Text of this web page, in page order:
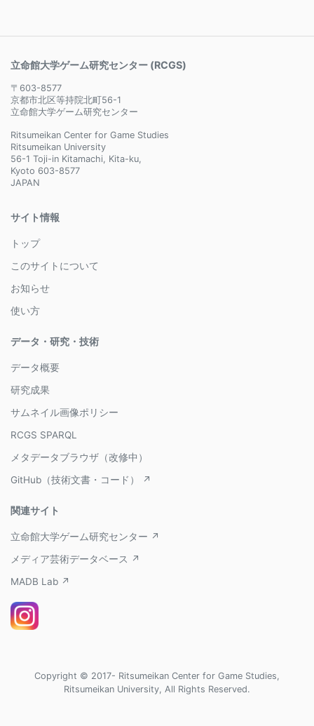
立命館大学ゲーム研究センター (RCGS)
〒603-8577
京都市北区等持院北町56-1
立命館大学ゲーム研究センター
Ritsumeikan Center for Game Studies
Ritsumeikan University
56-1 Toji-in Kitamachi, Kita-ku,
Kyoto 603-8577
JAPAN
サイト情報
トップ
このサイトについて
お知らせ
使い方
データ・研究・技術
データ概要
研究成果
サムネイル画像ポリシー
RCGS SPARQL
メタデータブラウザ（改修中）
GitHub（技術文書・コード） ↗
関連サイト
立命館大学ゲーム研究センター ↗
メディア芸術データベース ↗
MADB Lab ↗
Copyright © 2017- Ritsumeikan Center for Game Studies,
Ritsumeikan University, All Rights Reserved.